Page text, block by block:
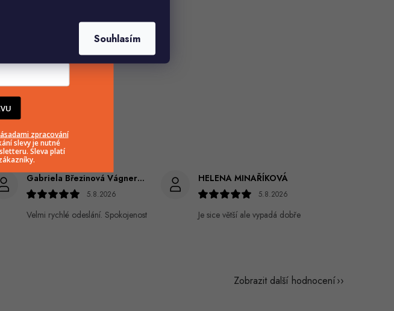
Souhlasím
Gabriela Březinová Vágnerová
5.8.2026
Velmi rychlé odeslání. Spokojenost
HELENA MINAŘÍKOVÁ
5.8.2026
Je sice větší ale vypadá dobře
Zobrazit další hodnocení
zpracování
slevy je nutné
Sleva platí